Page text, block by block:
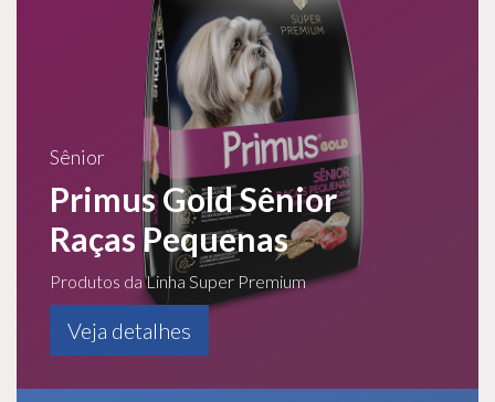
Sênior
Primus Gold Sênior
Raças Pequenas
Produtos da Linha Super Premium
Veja detalhes